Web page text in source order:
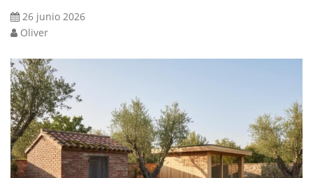
26 junio 2026
Oliver